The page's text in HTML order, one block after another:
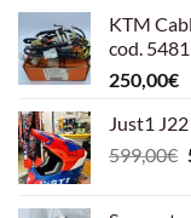
KTM
cod.
250,00€
Just1
599,00€